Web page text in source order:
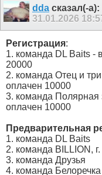
dda сказал(-а):
31.01.2026
Регистрация:
1. команда DL Baits -
20000
2. команда Отец и
оплачен 10000
3. команда Полярная
оплачен 10000
Предварительная
1. команда DL Baits
2. команда BILLION,
3. команда Друзья
4. команда Белоречка